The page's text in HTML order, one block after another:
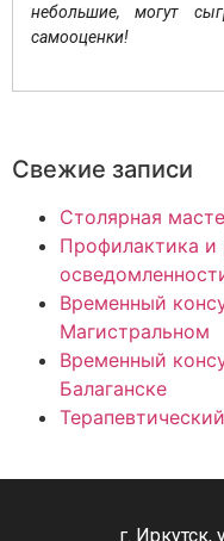
небольшие, могут
самооценки!
Свежие записи
Столярная
Профилактика и
Временный
Магистральном
Временный
Балаганске
г. Иркутск,